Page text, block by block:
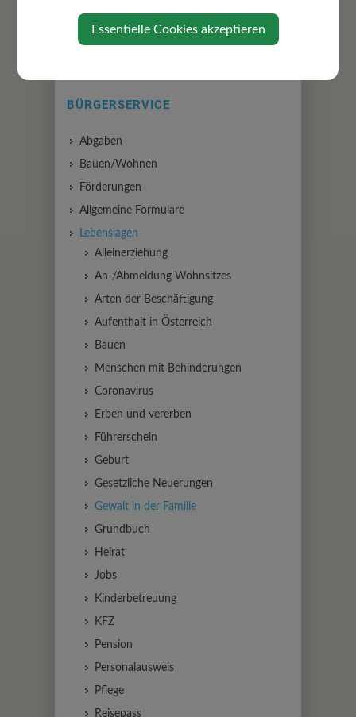
BÜRGERSERVICE
Abgaben
Bauen/Wohnen
Förderungen
Allgemeine Formulare
Lebenslagen
Alleinerziehung
An-/Abmeldung Wohnsitzes
Arten der Beschäftigung
Aufenthalt in Österreich
Bauen
Menschen mit Behinderungen
Coronavirus
Erben und vererben
Führerschein
Geburt
Gesetzliche Neuerungen
Gewalt in der Familie
Grundbuch
Heirat
Jobs
Kinderbetreuung
KFZ
Pension
Personalausweis
Pflege
Reisepass
Essentielle Cookies akzeptieren